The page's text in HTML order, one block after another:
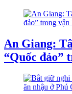
An Giang:
“Quốc đảo”